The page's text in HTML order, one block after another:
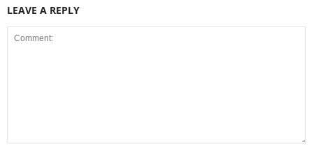
LEAVE A REPLY